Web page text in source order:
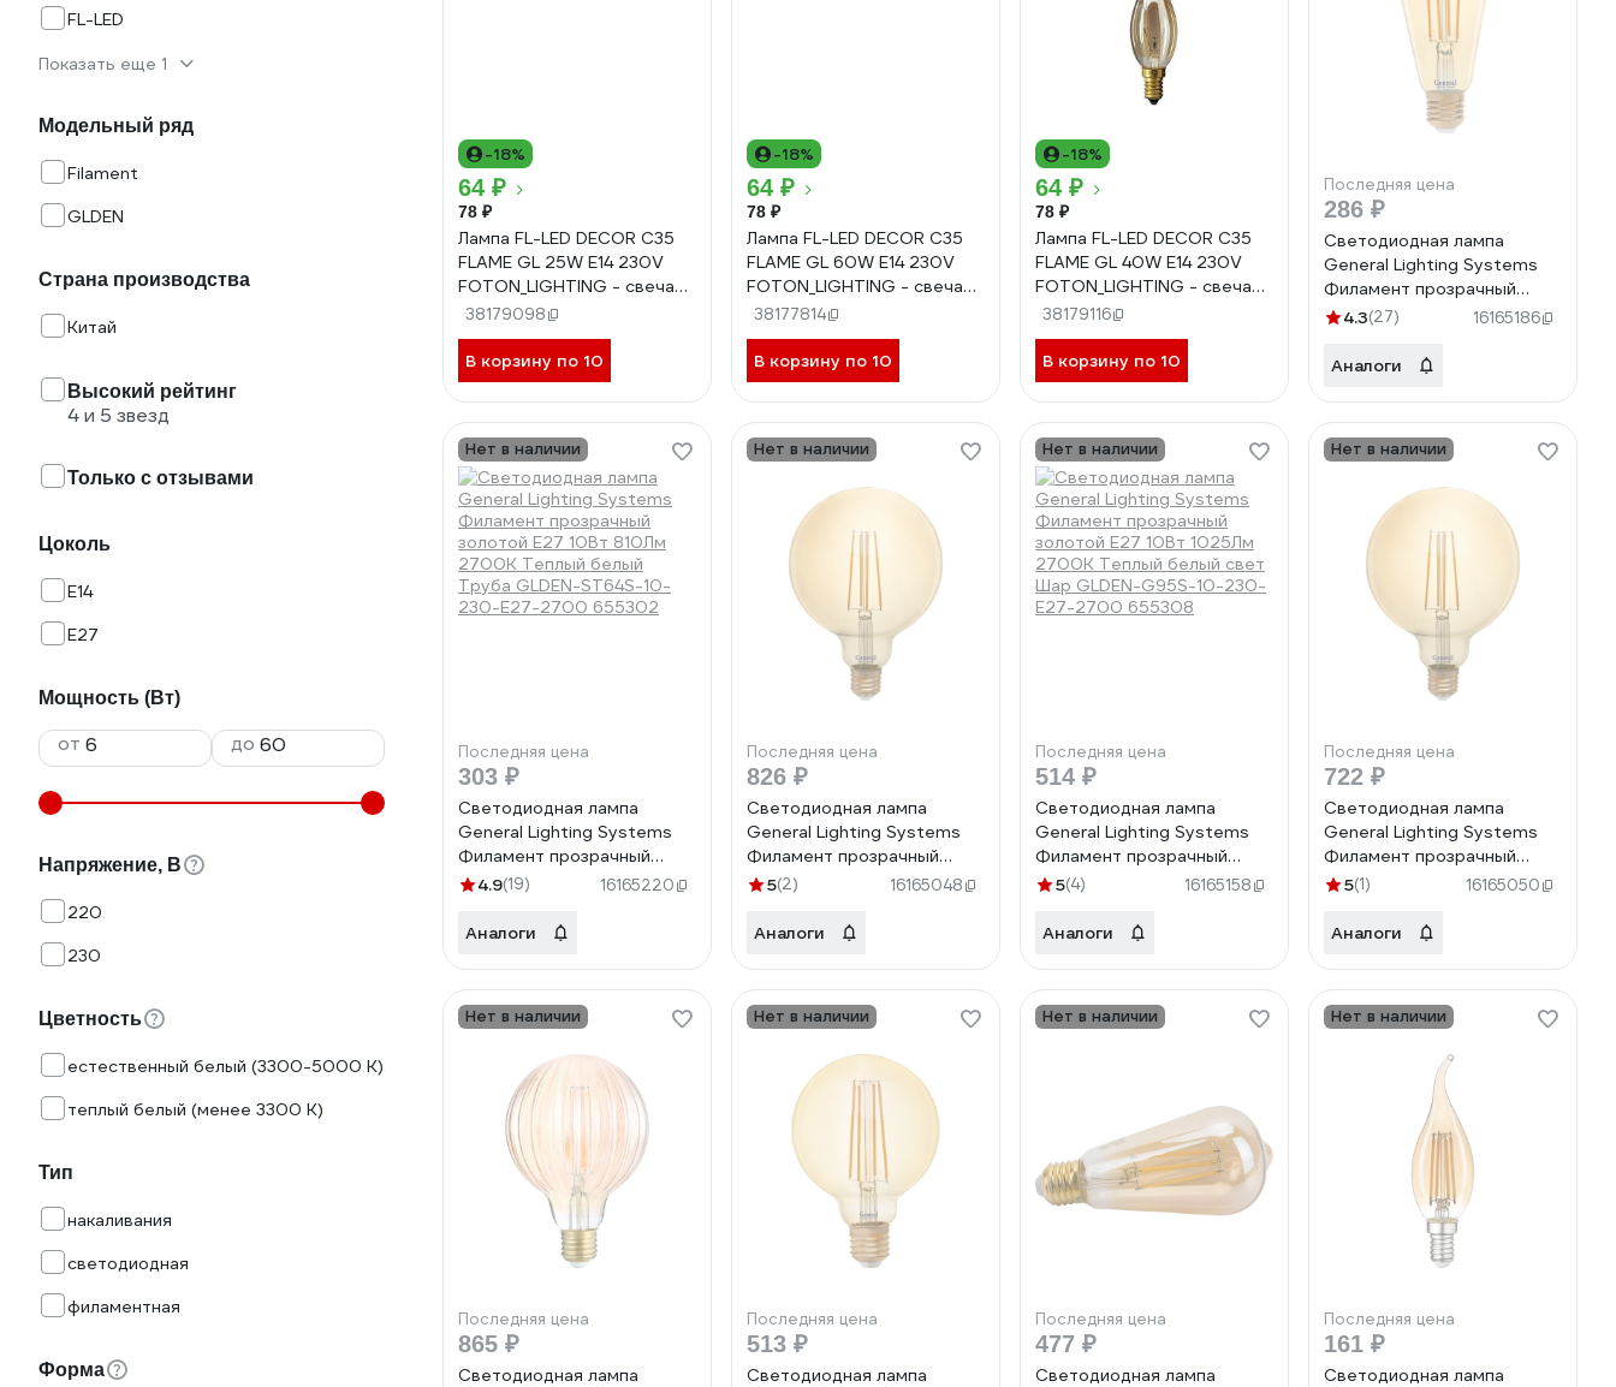
FL-LED
Показать еще 1
Модельный ряд
Filament
GLDEN
Страна производства
Китай
Высокий рейтинг
4 и 5 звезд
Только с отзывами
Цоколь
E14
E27
Мощность (Вт)
от до
Напряжение, В
220
230
Цветность
естественный белый (3300-5000 К)
теплый белый (менее 3300 К)
Тип
накаливания
светодиодная
филаментная
Форма
-18%
64 ₽
78 ₽
Лампа FL-LED DECOR С35
FLAME GL 25W E14 230V
FOTON_LIGHTING - свеча
на ветру золотая 606020
38179098
В корзину по 10
-18%
64 ₽
78 ₽
Лампа FL-LED DECOR С35
FLAME GL 60W E14 230V
FOTON_LIGHTING - свеча
на ветру золотая 606044
38177814
В корзину по 10
-18%
64 ₽
78 ₽
Лампа FL-LED DECOR С35
FLAME GL 40W E14 230V
FOTON_LIGHTING - свеча
на ветру золотая 606037
38179116
В корзину по 10
Последняя цена
286 ₽
Светодиодная лампа
General Lighting Systems
Филамент прозрачный
золотой E27 8Вт 750Лм
Труба GLDEN-ST64S-8-
4.3(27) 16165186
Аналоги
Нет в наличии
Последняя цена
303 ₽
Светодиодная лампа
General Lighting Systems
Филамент прозрачный
золотой E27 10Вт 810Лм
Труба GLDEN-ST64S-10-
4.9(19) 16165220
Аналоги
Нет в наличии
Последняя цена
826 ₽
Светодиодная лампа
General Lighting Systems
Филамент прозрачный
золотой E27 10Вт 1025Лм
Шар GLDEN-G125S-10-230-
5(2) 16165048
Аналоги
Нет в наличии
Последняя цена
514 ₽
Светодиодная лампа
General Lighting Systems
Филамент прозрачный
золотой E27 10Вт 1025Лм
Шар GLDEN-G95S-10-230-
5(4) 16165158
Аналоги
Нет в наличии
Последняя цена
722 ₽
Светодиодная лампа
General Lighting Systems
Филамент прозрачный
золотой E27 8Вт 810Лм
Шар GLDEN-G125S-8-230-
5(1) 16165050
Аналоги
Нет в наличии
Последняя цена
865 ₽
Светодиодная лампа
Нет в наличии
Последняя цена
513 ₽
Светодиодная лампа
Нет в наличии
Последняя цена
477 ₽
Светодиодная лампа
Нет в наличии
Последняя цена
161 ₽
Светодиодная лампа